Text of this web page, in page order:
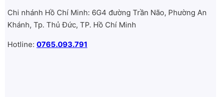
Chi nhánh Hồ Chí Minh: 6G4 đường Trần Não, Phường An
Khánh, Tp. Thủ Đức, TP. Hồ Chí Minh
Hotline: 0765.093.791